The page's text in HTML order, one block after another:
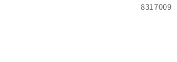
SKU:
8317009